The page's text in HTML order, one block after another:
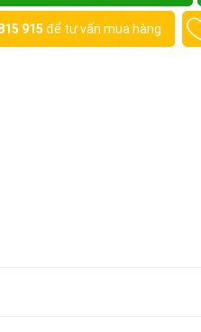
915 để tư vấn mua hàng